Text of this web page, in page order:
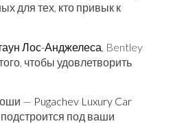
для тех, кто привык к
Лос-Анджелеса , Bentley
чтобы удовлетворить
— Pugachev Luxury Car
под ваши